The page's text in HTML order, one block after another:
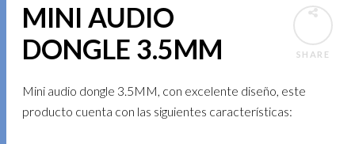
SHARE
MINI AUDIO
DONGLE 3.5MM
Mini audio dongle 3.5MM, con excelente diseño, este
producto cuenta con las siguientes características: